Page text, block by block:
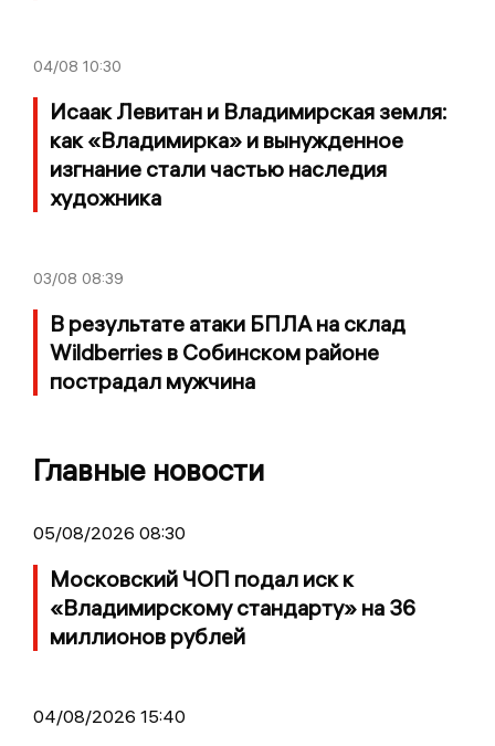
04/08 10:30
Исаак Левитан и Владимирская земля:
как «Владимирка» и вынужденное
изгнание стали частью наследия
художника
03/08 08:39
В результате атаки БПЛА на склад
Wildberries в Собинском районе
пострадал мужчина
Главные новости
05/08/2026 08:30
Московский ЧОП подал иск к
«Владимирскому стандарту» на 36
миллионов рублей
04/08/2026 15:40